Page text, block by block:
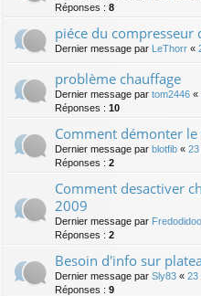
Réponses : 8
piéce du compresseur
Dernier message par LeThorr «
problème chauffage
Dernier message par tom2446 «
Réponses : 10
Comment démonter
Dernier message par blotfib « 23
Réponses : 2
Comment desactiver
2009
Dernier message par Fredodidoo
Réponses : 2
Besoin d'info sur
Dernier message par Sly83 « 23
Réponses : 9